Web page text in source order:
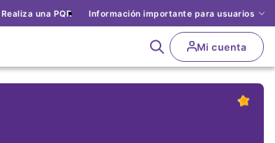
Abrir
buscador
User
account
menu
Mi cuenta
Realiza una PQR Información importante para usuarios